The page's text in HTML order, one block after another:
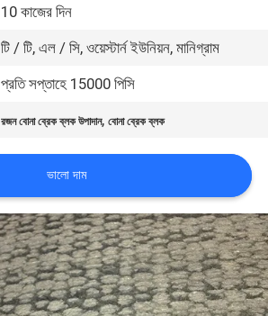
10 কাজের দিন
টি / টি, এল / সি, ওয়েস্টার্ন ইউনিয়ন, মানিগ্রাম
প্রতি সপ্তাহে 15000 পিসি
রজন বোনা ব্রেক ব্লক উপাদান,বোনা ব্রেক ব্লক
ভালো দাম